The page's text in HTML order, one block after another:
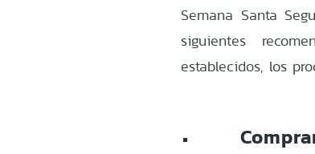
Semana Santa
siguientes
establecidos, los